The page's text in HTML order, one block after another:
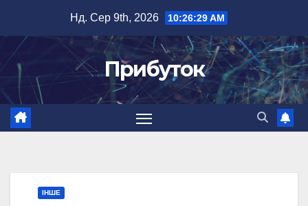
вмісту
Нд. Сер 9th, 2026 10:26:29 AM
Прибуток
ІНШЕ